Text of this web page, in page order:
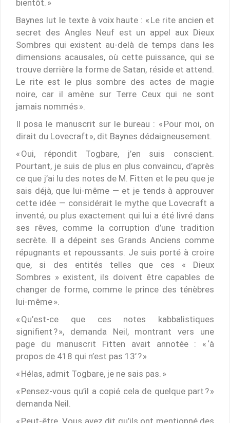
bientôt. »
Baynes lut le texte à voix haute : « Le rite ancien et
secret des Angles Neuf est un appel aux Dieux
Sombres qui existent au-delà de temps dans les
dimensions acausales, où cette puissance, qui se
trouve derrière la forme de Satan, réside et attend.
Le rite est le plus sombre des actes de magie
noire, car il amène sur Terre Ceux qui ne sont
jamais nommés ».
Il posa le manuscrit sur le bureau : « Pour moi, on
dirait du Lovecraft », dit Baynes dédaigneusement.
« Oui, répondit Togbare, j’en suis conscient.
Pourtant, je suis de plus en plus convaincu, d’après
ce que j’ai lu des notes de M. Fitten et le peu que je
sais déjà, que lui-même — et je tends à approuver
cette idée — considérait le mythe que Lovecraft a
inventé, ou plus exactement qui lui a été livré dans
ses rêves, comme la corruption d’une tradition
secrète. Il a dépeint ses Grands Anciens comme
répugnants et repoussants. Je suis porté à croire
que, si des entités telles que ces « Dieux
Sombres » existent, ils doivent être capables de
changer de forme, comme le prince des ténèbres
lui-même ».
« Qu’est-ce que ces notes kabbalistiques
signifient ? », demanda Neil, montrant vers une
page du manuscrit Fitten avait annotée : « ‘à
propos de 418 qui n’est pas 13’ ? »
« Hélas, admit Togbare, je ne sais pas. »
« Pensez-vous qu’il a copié cela de quelque part ? »
demanda Neil.
« Peut-être. Vous avez dit qu’ils ont mentionné des